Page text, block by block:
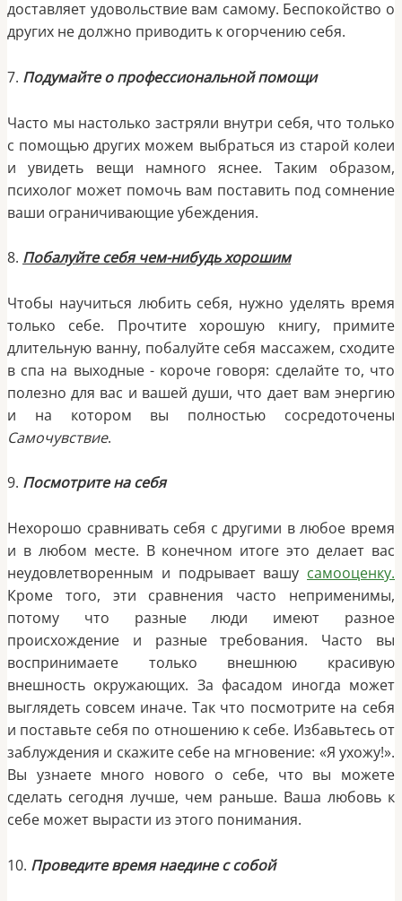
доставляет удовольствие вам самому. Беспокойство о
других не должно приводить к огорчению себя.
7. Подумайте о профессиональной помощи
Часто мы настолько застряли внутри себя, что только
с помощью других можем выбраться из старой колеи
и увидеть вещи намного яснее. Таким образом,
психолог может помочь вам поставить под сомнение
ваши ограничивающие убеждения.
8. Побалуйте себя чем-нибудь хорошим
Чтобы научиться любить себя, нужно уделять время
только себе. Прочтите хорошую книгу, примите
длительную ванну, побалуйте себя массажем, сходите
в спа на выходные - короче говоря: сделайте то, что
полезно для вас и вашей души, что дает вам энергию
и на котором вы полностью сосредоточены
Самочувствие.
9. Посмотрите на себя
Нехорошо сравнивать себя с другими в любое время
и в любом месте. В конечном итоге это делает вас
неудовлетворенным и подрывает вашу самооценку.
Кроме того, эти сравнения часто неприменимы,
потому что разные люди имеют разное
происхождение и разные требования. Часто вы
воспринимаете только внешнюю красивую
внешность окружающих. За фасадом иногда может
выглядеть совсем иначе. Так что посмотрите на себя
и поставьте себя по отношению к себе. Избавьтесь от
заблуждения и скажите себе на мгновение: «Я ухожу!».
Вы узнаете много нового о себе, что вы можете
сделать сегодня лучше, чем раньше. Ваша любовь к
себе может вырасти из этого понимания.
10. Проведите время наедине с собой